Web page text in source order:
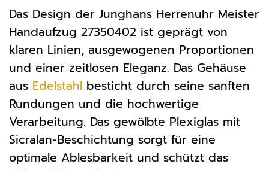
Das Design der Junghans Herrenuhr Meister
Handaufzug 27350402 ist geprägt von
klaren Linien, ausgewogenen Proportionen
und einer zeitlosen Eleganz. Das Gehäuse
aus Edelstahl besticht durch seine sanften
Rundungen und die hochwertige
Verarbeitung. Das gewölbte Plexiglas mit
Sicralan-Beschichtung sorgt für eine
optimale Ablesbarkeit und schützt das